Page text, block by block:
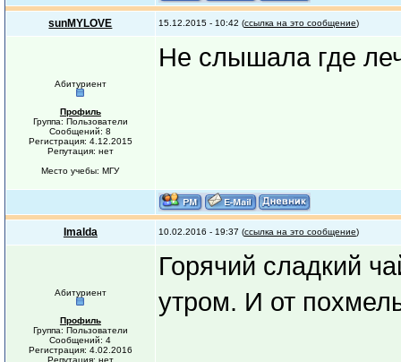
sunMYLOVE 15.12.2015 - 10:42 (ссылка на это сообщение)
Абитуриент
Профиль
Группа: Пользователи
Сообщений: 8
Регистрация: 4.12.2015
Репутация: нет
Место учебы: МГУ
Не слышала где
Imalda 10.02.2016 - 19:37 (ссылка на это сообщение)
Абитуриент
Профиль
Группа: Пользователи
Сообщений: 4
Регистрация: 4.02.2016
Репутация: нет
Горячий сладкий
утром. И от